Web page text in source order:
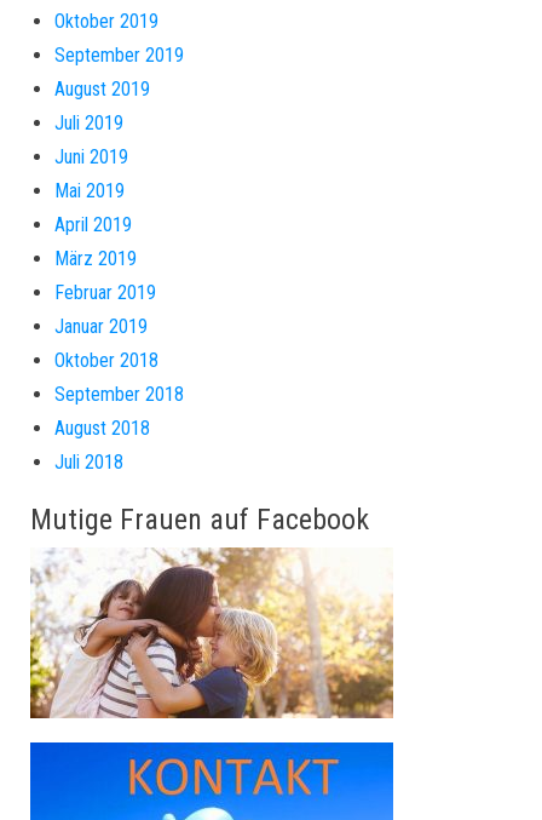
Oktober 2019
September 2019
August 2019
Juli 2019
Juni 2019
Mai 2019
April 2019
März 2019
Februar 2019
Januar 2019
Oktober 2018
September 2018
August 2018
Juli 2018
Mutige Frauen auf Facebook